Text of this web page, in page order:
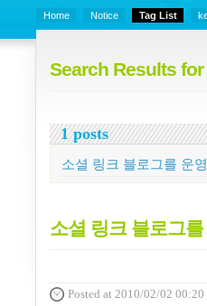
Home Notice Tag List
Search Results for
1 posts
소셜 링크 블로그를 운
소셜 링크 블로그
Posted at 2010/02/02 00:20